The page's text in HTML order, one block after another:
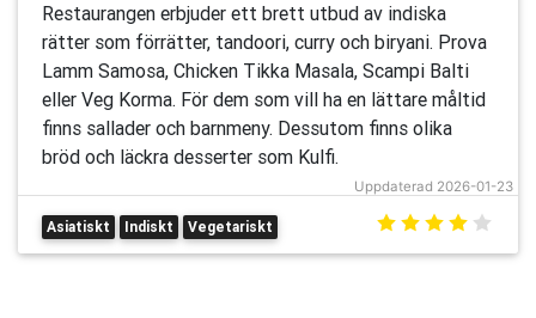
Uppdaterad 2026-01-23
Restaurangen erbjuder ett brett utbud av indiska
rätter som förrätter, tandoori, curry och biryani. Prova
Lamm Samosa, Chicken Tikka Masala, Scampi Balti
eller Veg Korma. För dem som vill ha en lättare måltid
finns sallader och barnmeny. Dessutom finns olika
bröd och läckra desserter som Kulfi.
Asiatiskt Indiskt Vegetariskt